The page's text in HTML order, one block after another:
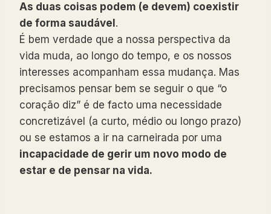
As duas coisas podem (e devem) coexistir
de forma saudável .
É bem verdade que a nossa perspectiva da
vida muda, ao longo do tempo, e os nossos
interesses acompanham essa mudança. Mas
precisamos pensar bem se seguir o que “o
coração diz” é de facto uma necessidade
concretizável (a curto, médio ou longo prazo)
ou se estamos a ir na carneirada por uma
incapacidade de gerir um novo modo de
estar e de pensar na vida.